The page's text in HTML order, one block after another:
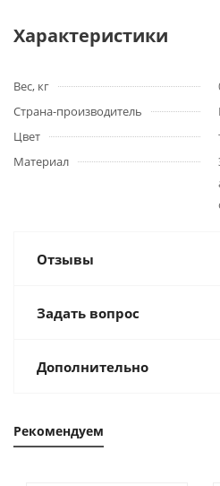
Характеристики
Вес, кг
Страна-производитель
Цвет
Материал
Отзывы
Задать вопрос
Дополнительно
Рекомендуем